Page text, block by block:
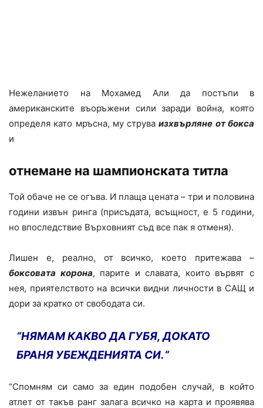
Нежеланието на Мохамед Али да постъпи в
американските въоръжени сили заради война, която
определя като мръсна, му струваизхвърляне от бокса
и
отнемане на шампионската титла
Той обаче не се огъва. И плаща цената – три и половина
години извън ринга (присъдата, всъщност, е 5 години,
но впоследствие Върховният съд все пак я отменя).
Лишен е, реално, от всичко, което притежава –
боксовата корона, парите и славата, които вървят с
нея, приятелството на всички видни личности в САЩ и
дори за кратко от свободата си.
“НЯМАМ КАКВО ДА ГУБЯ, ДОКАТО
БРАНЯ УБЕЖДЕНИЯТА СИ.“
“Спомням си само за един подобен случай, в който
атлет от такъв ранг залага всичко на карта и проявява